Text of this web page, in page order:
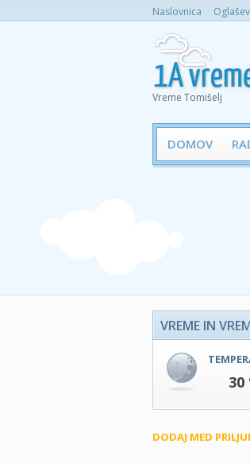
Naslovnica
Vreme Tomišelj
DOMOV
VREME IN
30
DODAJ MED